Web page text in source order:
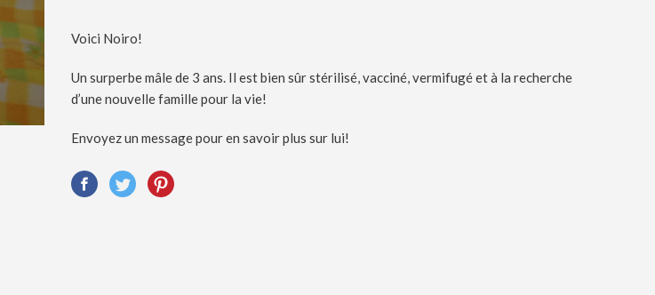
Voici Noiro!
Un surperbe mâle de 3 ans. Il est bien sûr stérilisé, vacciné, vermifugé et à la recherche
d’une nouvelle famille pour la vie!
Envoyez un message pour en savoir plus sur lui!